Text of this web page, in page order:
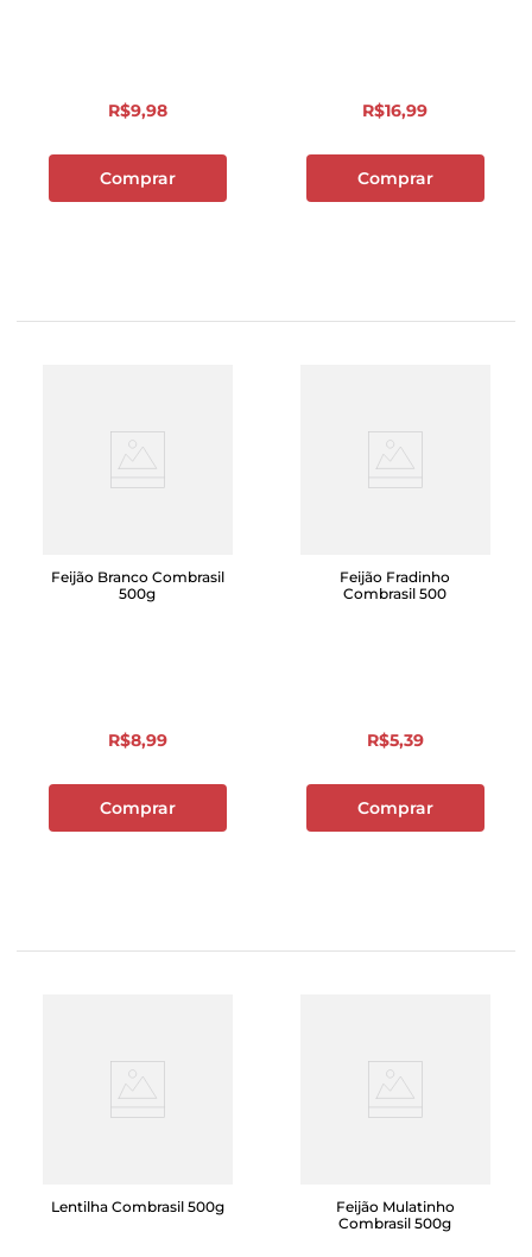
R$9,98
Comprar
R$16,99
Comprar
Feijão Branco Combrasil
500g
R$8,99
Comprar
Feijão Fradinho
Combrasil 500
R$5,39
Comprar
Lentilha Combrasil 500g
Feijão Mulatinho
Combrasil 500g